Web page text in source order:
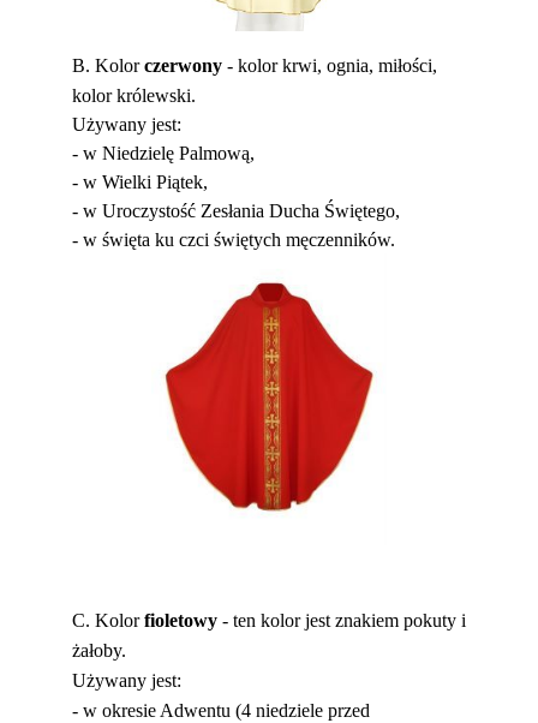
B. Kolorczerwony - kolor krwi, ognia, miłości,
kolor królewski.
Używany jest:
- w Niedzielę Palmową,
- w Wielki Piątek,
- w Uroczystość Zesłania Ducha Świętego,
- w święta ku czci świętych męczenników.
C. Kolorfioletowy - ten kolor jest znakiem pokuty i
żałoby.
Używany jest:
- w okresie Adwentu (4 niedziele przed